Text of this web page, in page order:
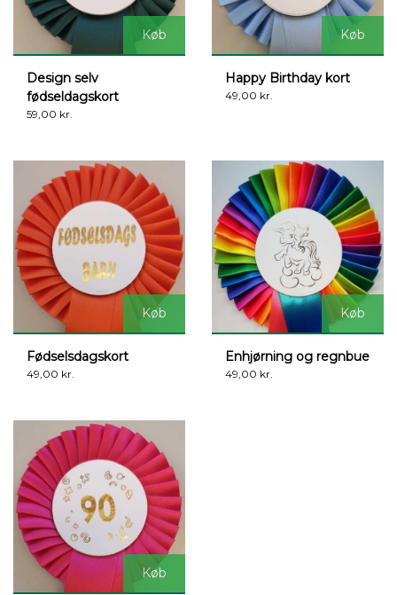
Køb
Design selv
fødseldagskort
59,00 kr.
Køb
Happy Birthday kort
49,00 kr.
Køb
Fødselsdagskort
49,00 kr.
Køb
Enhjørning og regnbue
49,00 kr.
Køb